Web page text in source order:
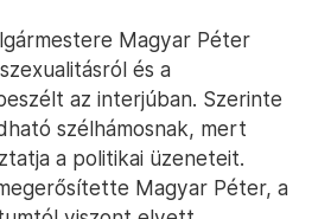
Magyar Péter
és a
az interjúban. Szerinte
szélhámosnak, mert
a politikai üzeneteit.
Magyar Péter, a